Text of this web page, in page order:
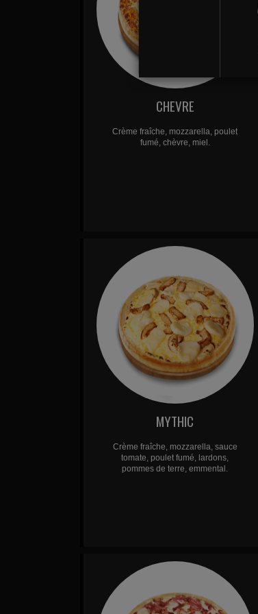
CHEVRE
Crème fraîche, mozzarella, poulet
fumé, chèvre, miel.
MYTHIC
Crème fraîche, mozzarella, sauce
tomate, poulet fumé, lardons,
pommes de terre, emmental.